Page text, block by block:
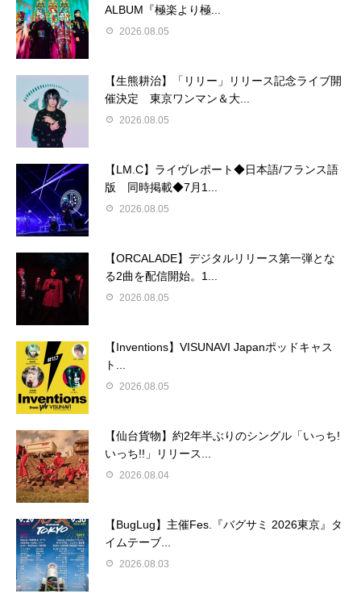
ALBUM『極楽より極...
2026.08.05
【生熊耕治】「リリー」リリース記念ライブ開
催決定 東京ワンマン＆大...
2026.08.05
【LM.C】ライヴレポート◆日本語/フランス語
版 同時掲載◆7月1...
2026.08.05
【ORCALADE】デジタルリリース第一弾とな
る2曲を配信開始。1...
2026.08.05
【Inventions】VISUNAVI Japanポッドキャス
ト...
2026.08.05
【仙台貨物】約2年半ぶりのシングル「いっち!
いっち!!」リリース...
2026.08.04
【BugLug】主催Fes.『バグサミ 2026東京』タ
イムテーブ...
2026.08.03